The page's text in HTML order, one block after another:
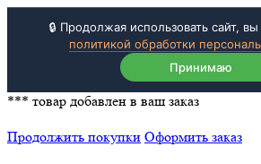
🔒 Продолжая использовать сайт,
политикой обработки
Принимаю
*** товар добавлен в ваш заказ
Продолжить покупки Оформить заказ